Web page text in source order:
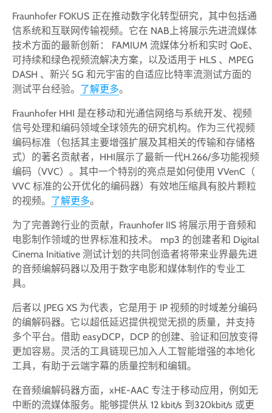
Fraunhofer FOKUS 正在推动数字化转型研究，其中包括通
信系统和互联网传输视频。它在 NAB上将展示先进流媒体
技术方面的最新创新： FAMIUM 流媒体分析和实时 QoE、
可持续和绿色视频流解决方案，以及适用于 HLS 、MPEG
DASH 、新兴 5G 和元宇宙的自适应比特率流测试方面的
测试平台经验。 了解更多。
Fraunhofer HHI 是在移动和光通信网络与系统开发、视频
信号处理和编码领域全球领先的研究机构。作为三代视频
编码标准（包括其主要增强扩展及其相关的传输和存储格
式）的著名贡献者，HHI展示了最新一代H.266/多功能视频
编码（VVC）。其中一个特别的亮点是如何使用 VVenC（
VVC 标准的公开优化的编码器）有效地压缩具有胶片颗粒
的视频。 了解更多。
为了完善跨行业的贡献，Fraunhofer IIS 将展示用于音频和
电影制作领域的世界标准和技术。 mp3 的创建者和 Digital
Cinema Initiative 测试计划的共同创造者将带来业界最先进
的音频编解码器以及用于数字电影和媒体制作的专业工
具。
后者以 JPEG XS 为代表，它是用于 IP 视频的时域差分编码
的编解码器。它以超低延迟提供视觉无损的质量，并支持
多个平台。借助 easyDCP，DCP 的创建、验证和回放变得
更加容易。灵活的工具链现已加入人工智能增强的本地化
工具，有助于云端字幕的质量控制和编辑。
在音频编解码器方面，xHE-AAC 专注于移动应用，例如无
中断的流媒体服务。能够提供从 12 kbit/s 到320kbit/s 或更